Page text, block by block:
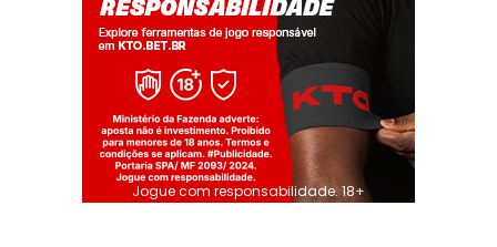
Jogue com responsabilidade. 18+